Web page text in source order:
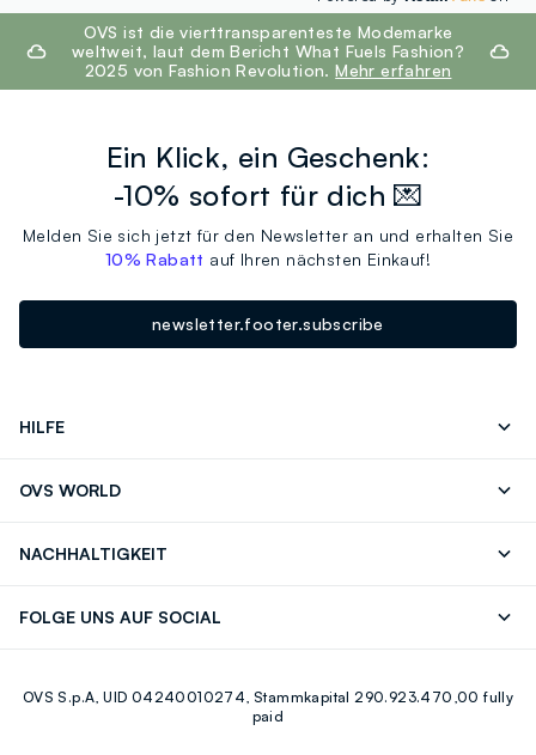
footer.ariatitleOVS ist die vierttransparenteste Modemarke
weltweit, laut dem Bericht What Fuels Fashion?
2025 von Fashion Revolution.Mehr erfahren
Ein Klick, ein Geschenk:
-10% sofort für dich 💌
Melden Sie sich jetzt für den Newsletter an und erhalten Sie
10% Rabatt auf Ihren nächsten Einkauf!
newsletter.footer.subscribe
HILFE
Bestellung/Rücksendung
OVS WORLD
NACHHALTIGKEIT
FOLGE UNS AUF SOCIAL
Youtube Linkedin
OVS S.p.A, UID 04240010274, Stammkapital 290.923.470,00 fully
paid